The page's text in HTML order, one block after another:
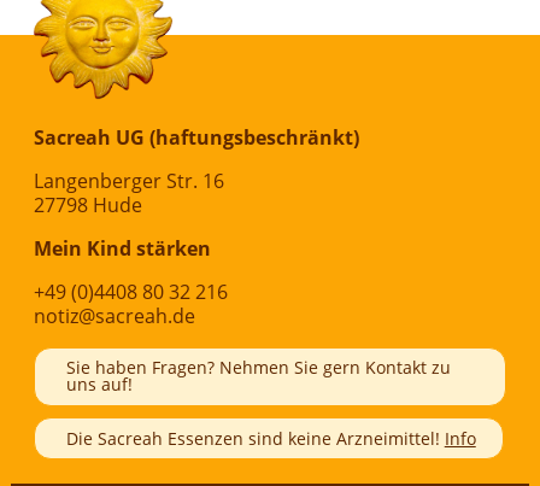
Sacreah UG (haftungsbeschränkt)
Langenberger Str. 16
27798 Hude
Mein Kind stärken
+49 (0)4408 80 32 216
notiz@sacreah.de
Sie haben Fragen? Nehmen Sie gern Kontakt zu
uns auf!
Die Sacreah Essenzen sind keine Arzneimittel! Info